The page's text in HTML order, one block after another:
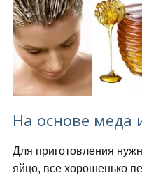
На основе меда
Для приготовления
яйцо, все хорошенько